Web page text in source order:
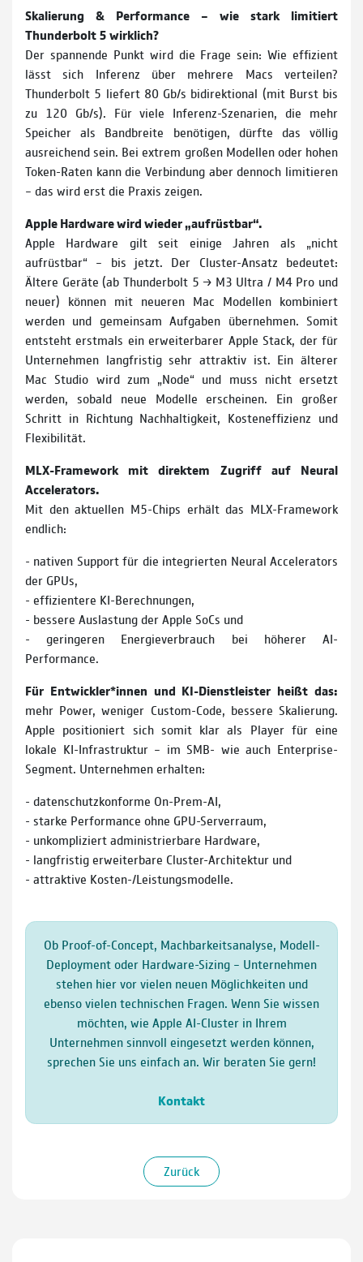
Skalierung & Performance – wie stark limitiert
Thunderbolt 5 wirklich?
Der spannende Punkt wird die Frage sein: Wie effizient
lässt sich Inferenz über mehrere Macs verteilen?
Thunderbolt 5 liefert 80 Gb/s bidirektional (mit Burst bis
zu 120 Gb/s). Für viele Inferenz-Szenarien, die mehr
Speicher als Bandbreite benötigen, dürfte das völlig
ausreichend sein. Bei extrem großen Modellen oder hohen
Token-Raten kann die Verbindung aber dennoch limitieren
– das wird erst die Praxis zeigen.
Apple Hardware wird wieder „aufrüstbar“.
Apple Hardware gilt seit einige Jahren als „nicht
aufrüstbar“ – bis jetzt. Der Cluster-Ansatz bedeutet:
Ältere Geräte (ab Thunderbolt 5 → M3 Ultra / M4 Pro und
neuer) können mit neueren Mac Modellen kombiniert
werden und gemeinsam Aufgaben übernehmen. Somit
entsteht erstmals ein erweiterbarer Apple Stack, der für
Unternehmen langfristig sehr attraktiv ist. Ein älterer
Mac Studio wird zum „Node“ und muss nicht ersetzt
werden, sobald neue Modelle erscheinen. Ein großer
Schritt in Richtung Nachhaltigkeit, Kosteneffizienz und
Flexibilität.
MLX-Framework mit direktem Zugriff auf Neural
Accelerators.
Mit den aktuellen M5-Chips erhält das MLX-Framework
endlich:
- nativen Support für die integrierten Neural Accelerators
der GPUs,
- effizientere KI-Berechnungen,
- bessere Auslastung der Apple SoCs und
- geringeren Energieverbrauch bei höherer AI-
Performance.
Für Entwickler*innen und KI-Dienstleister heißt das:
mehr Power, weniger Custom-Code, bessere Skalierung.
Apple positioniert sich somit klar als Player für eine
lokale KI-Infrastruktur – im SMB- wie auch Enterprise-
Segment. Unternehmen erhalten:
- datenschutzkonforme On-Prem-AI,
- starke Performance ohne GPU-Serverraum,
- unkompliziert administrierbare Hardware,
- langfristig erweiterbare Cluster-Architektur und
- attraktive Kosten-/Leistungsmodelle.
Ob Proof-of-Concept, Machbarkeitsanalyse, Modell-
Deployment oder Hardware-Sizing – Unternehmen
stehen hier vor vielen neuen Möglichkeiten und
ebenso vielen technischen Fragen. Wenn Sie wissen
möchten, wie Apple AI-Cluster in Ihrem
Unternehmen sinnvoll eingesetzt werden können,
sprechen Sie uns einfach an. Wir beraten Sie gern!
Kontakt
Zurück